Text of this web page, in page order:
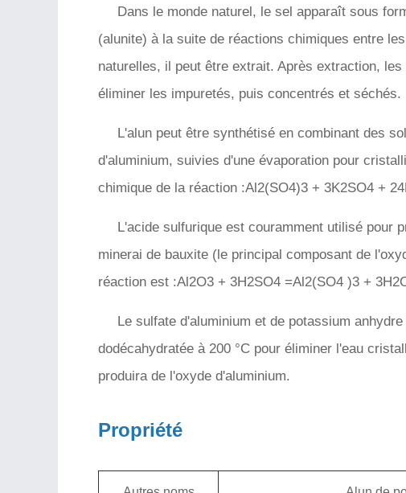
Dans le monde naturel, le sel apparaît sous
(alunite) à la suite de réactions chimiques entre
naturelles, il peut être extrait. Après extraction,
éliminer les impuretés, puis concentrés et séchés.
L'alun peut être synthétisé en combinant des
d'aluminium, suivies d'une évaporation pour
chimique de la réaction :Al2(SO4)3 + 3K2SO4 +
L'acide sulfurique est couramment utilisé pour
minerai de bauxite (le principal composant de
réaction est :Al2O3 + 3H2SO4 =Al2(SO4 )3 +
Le sulfate d'aluminium et de potassium
dodécahydratée à 200 °C pour éliminer l'eau
produira de l'oxyde d'aluminium.
Propriété